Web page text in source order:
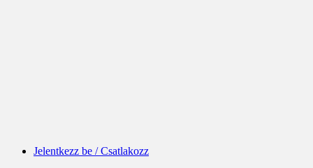
Jelentkezz be / Csatlakozz